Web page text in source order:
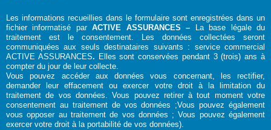
Les informations recueillies dans le formulaire sont enregistrées dans un
fichier informatisé parACTIVE ASSURANCES –
La base légale du
traitement est le consentement. Les données collectées seront
communiquées aux seuls destinataires suivants : service commercial
ACTIVE ASSURANCES. Elles sont conservées pendant 3 (trois) ans à
compter du jour de leur collecte.
Vous pouvez accéder aux données vous concernant, les rectifier,
demander leur effacement ou exercer votre droit à la limitation du
traitement de vos données. Vous pouvez retirer à tout moment votre
consentement au traitement de vos données ;Vous pouvez également
vous opposer au traitement de vos données ; Vous pouvez également
exercer votre droit à la portabilité de vos données).